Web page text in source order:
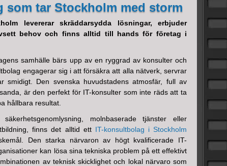
som tar Stockholm med storm
levererar skräddarsydda lösningar, erbjuder
behov och finns alltid till hands för företag i
samhälle bärs upp av en ryggrad av konsulter och
engagerar sig i att försäkra att alla nätverk, servrar
smidigt. Den svenska huvudstadens atmosfär, full av
är den perfekt för IT-konsulter som inte räds att ta
hållbara resultat.
molnbaserade tjänster eller
finns det alltid ett IT-konsultbolag i Stockholm
Den starka närvaron av högt kvalificerade IT-
kan lösa sina tekniska problem på ett effektivt
av teknisk skicklighet och lokal närvaro som